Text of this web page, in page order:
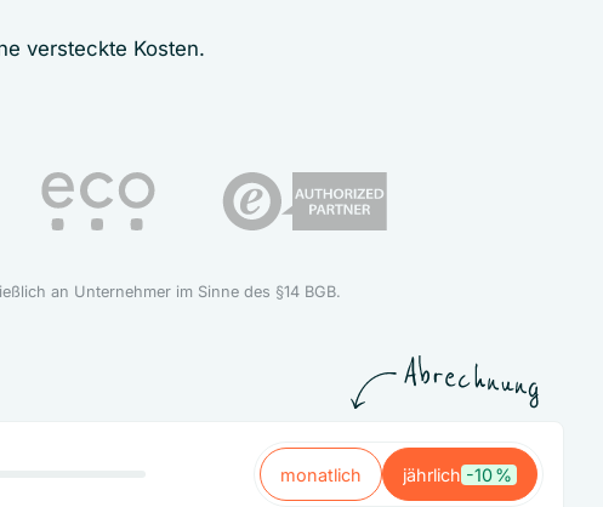
versteckte Kosten.
an Unternehmer im Sinne des §14 BGB.
monatlich
monatlich
jährlich -10 %
jährlich